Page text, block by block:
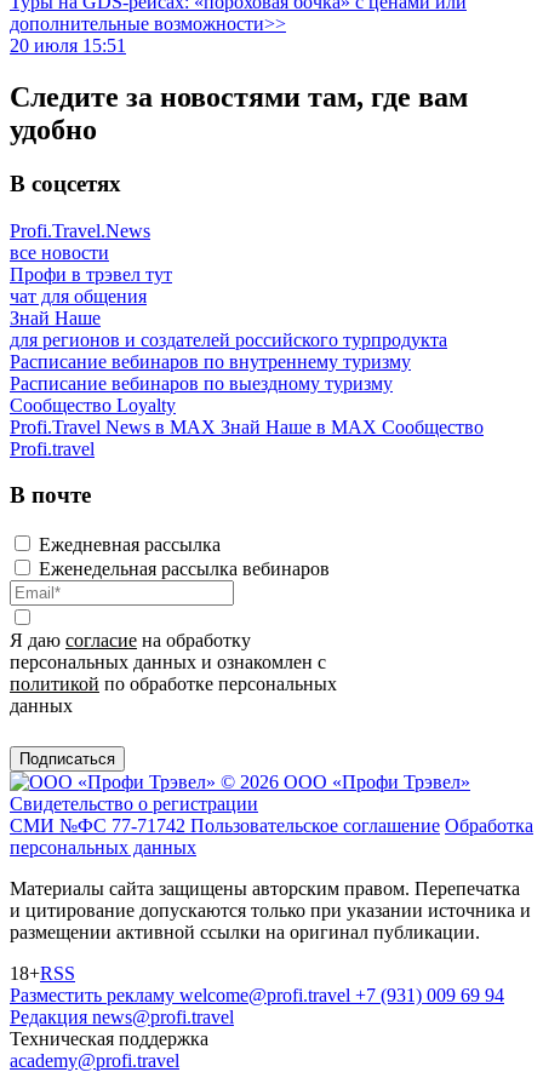
дополнительные возможности>>
20 июля 15:51
Следите за новостями там, где вам
удобно
В соцсетях
Profi.Travel.News
все новости
Профи в трэвел тут
чат для общения
Знай Наше
для регионов и создателей российского турпродукта
Расписание вебинаров по внутреннему туризму
Расписание вебинаров по выездному туризму
Сообщество Loyalty
Profi.Travel News в MAX Знай Наше в MAX Сообщество
Profi.travel
В почте
Ежедневная рассылка
Еженедельная рассылка вебинаров
Я даю согласие на обработку
персональных данных и ознакомлен с
политикой по обработке персональных
данных
Подписаться
© 2026 ООО «Профи Трэвeл»
Свидетельство о регистрации
СМИ №ФС 77-71742 Пользовательское соглашение Обработка
персональных данных
Материалы сайта защищены авторским правом. Перепечатка
и цитирование допускаются только при указании источника и
размещении активной ссылки на оригинал публикации.
18+RSS
Разместить рекламу welcome@profi.travel +7 (931) 009 69 94
Редакция news@profi.travel
Техническая поддержка
academy@profi.travel